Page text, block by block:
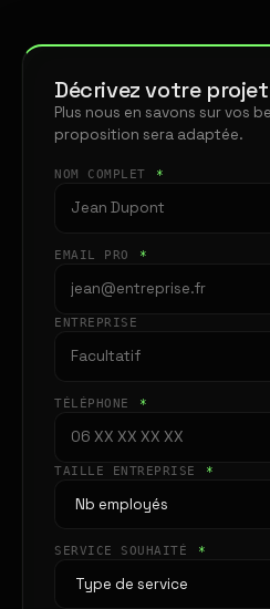
Décrivez votre
Plus nous en savons sur vos
proposition sera adaptée.
NOM COMPLET *
EMAIL PRO *
ENTREPRISE
TÉLÉPHONE *
TAILLE ENTREPRISE *
SERVICE SOUHAITÉ *